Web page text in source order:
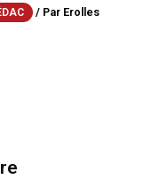
/ Par Erolles